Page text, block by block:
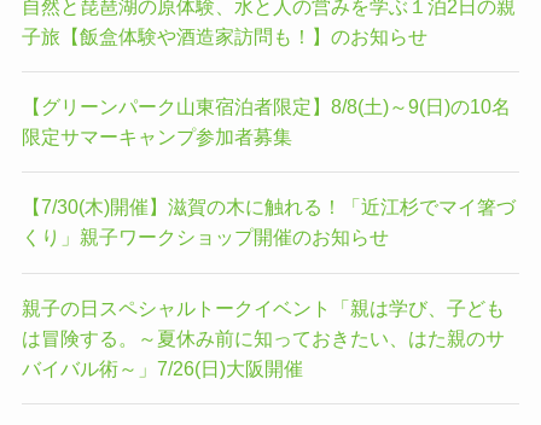
自然と琵琶湖の原体験、水と人の営みを学ぶ１泊2日の親
子旅【飯盒体験や酒造家訪問も！】のお知らせ
【グリーンパーク山東宿泊者限定】8/8(土)～9(日)の10名
限定サマーキャンプ参加者募集
【7/30(木)開催】滋賀の木に触れる！「近江杉でマイ箸づ
くり」親子ワークショップ開催のお知らせ
親子の日スペシャルトークイベント「親は学び、子ども
は冒険する。～夏休み前に知っておきたい、はた親のサ
バイバル術～」7/26(日)大阪開催